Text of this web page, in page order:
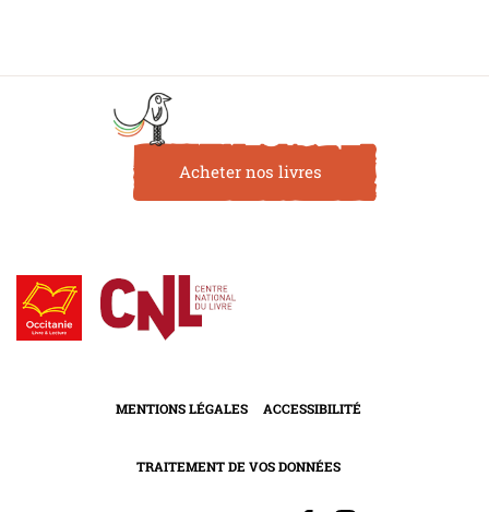
Acheter nos livres
MENTIONS LÉGALES ACCESSIBILITÉ
TRAITEMENT DE VOS DONNÉES